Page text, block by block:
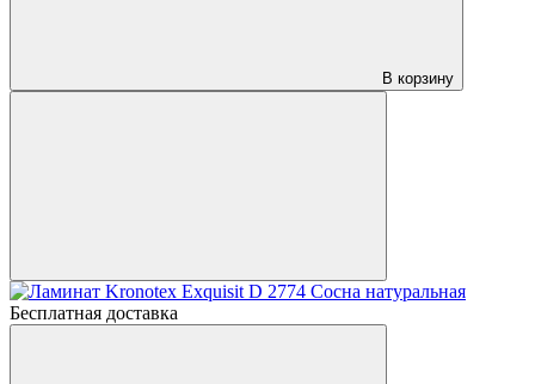
В корзину
Бесплатная доставка